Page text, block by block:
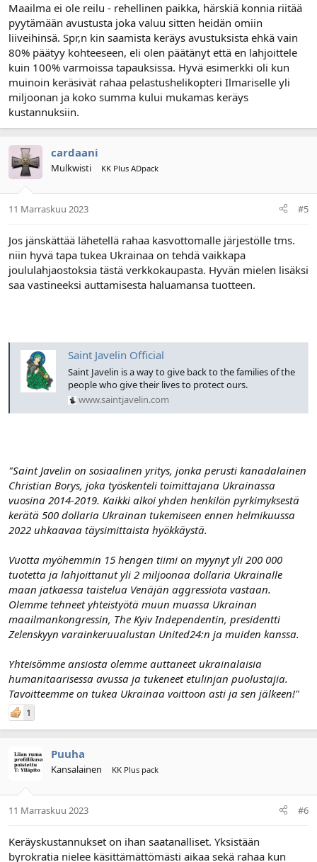
Maailma ei ole reilu - rehellinen paikka, härskiä konnia riitää
pyytämään avustusta joka valuu sitten heidän omiin
liiveihinsä. Spr,n kin saamista keräys avustuksista ehkä vain
80% päätyy kohteeseen, eli olen päätänyt että en lahjoittele
kuin 100% varmoissa tapauksissa. Hyvä esimerkki oli kun
muinoin keräsivät rahaa pelastushelikopteri Ilmariselle yli
miljoonan ja koko summa kului mukamas keräys
kustannuksiin.
cardaani
Mulkwisti KK Plus ADpack
11 Marraskuu 2023 #5
Jos jänskättää lähetellä rahaa kasvottomalle järjestölle tms.
niin hyvä tapa tukea Ukrainaa on tehdä vaikkapa
joululahjaostoksia tästä verkkokaupasta. Hyvän mielen lisäksi
saa vastineeksi auttamisesta haluamansa tuotteen.
Saint Javelin Official
Saint Javelin is a way to give back to the families of the
people who give their lives to protect ours.
www.saintjavelin.com
"Saint Javelin on sosiaalinen yritys, jonka perusti kanadalainen
Christian Borys, joka työskenteli toimittajana Ukrainassa
vuosina 2014-2019. Kaikki alkoi yhden henkilön pyrkimyksestä
kerätä 500 dollaria Ukrainan tukemiseen ennen helmikuussa
2022 uhkaavaa täysimittaista hyökkäystä.
Vuotta myöhemmin 15 hengen tiimi on myynyt yli 200 000
tuotetta ja lahjoittanut yli 2 miljoonaa dollaria Ukrainalle
maan jatkaessa taistelua Venäjän aggressiota vastaan.
Olemme tehneet yhteistyötä muun muassa Ukrainan
maailmankongressin, The Kyiv Independentin, presidentti
Zelenskyyn varainkeruualustan United24:n ja muiden kanssa.
Yhteisömme ansiosta olemme auttaneet ukrainalaisia
humanitaarisessa avussa ja tukeneet etulinjan puolustajia.
Tavoitteemme on tukea Ukrainaa voittoon asti ja sen jälkeen!"
1
Puuha
Kansalainen KK Plus pack
11 Marraskuu 2023 #6
Keräyskustannukset on ihan saatanalliset. Yksistään
byrokratia nielee käsittämättömästi aikaa sekä rahaa kun